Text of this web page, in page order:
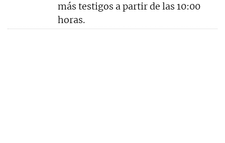
más testigos a partir de las 10:00
horas.